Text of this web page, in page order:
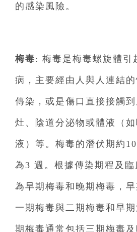
的感染風險。
梅毒: 梅毒是梅毒螺旋體引
病，主要經由人與人連結
傳染，或是傷口直接接觸
灶、陰道分泌物或體液（
液）等。梅毒的潛伏期約
為3 週。根據傳染期程及
為早期梅毒和晚期梅毒，
一期梅毒與二期梅毒和早
期梅毒通常包括三期梅毒